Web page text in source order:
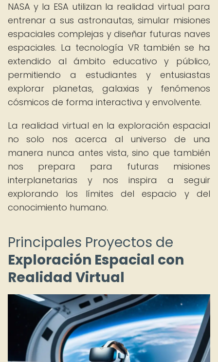
NASA y la ESA utilizan la realidad virtual para
entrenar a sus astronautas, simular misiones
espaciales complejas y diseñar futuras naves
espaciales. La tecnología VR también se ha
extendido al ámbito educativo y público,
permitiendo a estudiantes y entusiastas
explorar planetas, galaxias y fenómenos
cósmicos de forma interactiva y envolvente.
La realidad virtual en la exploración espacial
no solo nos acerca al universo de una
manera nunca antes vista, sino que también
nos prepara para futuras misiones
interplanetarias y nos inspira a seguir
explorando los límites del espacio y del
conocimiento humano.
Principales Proyectos de
Exploración Espacial con
Realidad Virtual